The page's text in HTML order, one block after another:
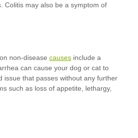
causes